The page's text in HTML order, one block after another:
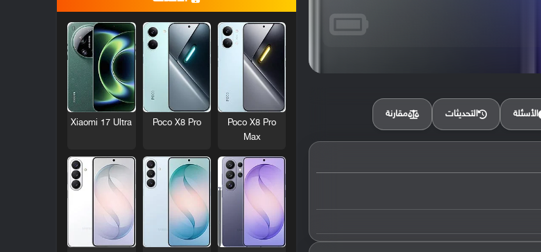
الأسئلة التحديثات مقارنة
Poco X8 Pro
Max
Poco X8 Pro
Xiaomi 17 Ultra